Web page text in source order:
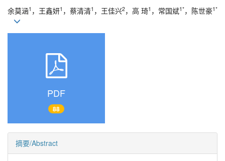
余莫涵1 ，王鑫妍1 ，蔡清清1 ，王佳兴2，高 琦1 ，常国斌1*，陈世豪1*
PDF
88
摘要/Abstract